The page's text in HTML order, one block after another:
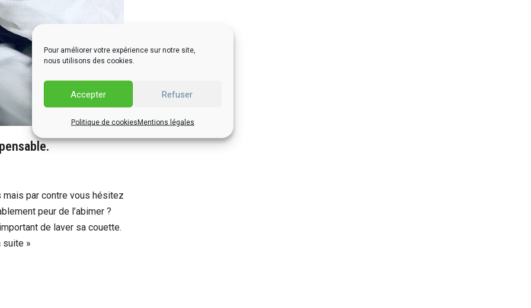
Pour améliorer votre expérience sur notre site,
nous utilisons des cookies.
Accepter Refuser
Politique de cookiesMentions légales
par contre vous hésitez
peur de l’abimer ?
de laver sa couette.
suite »